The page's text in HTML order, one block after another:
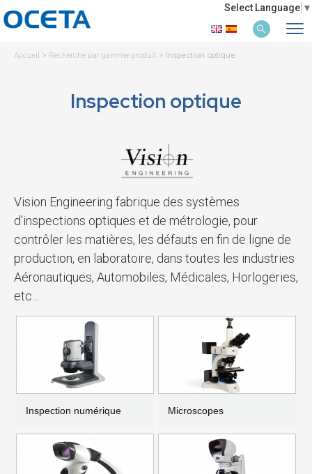
Select Language ▼
Accueil > Recherche par gamme produit > Inspection optique
Inspection optique
Vision Engineering fabrique des systèmes
d'inspections optiques et de métrologie, pour
contrôler les matières, les défauts en fin de ligne de
production, en laboratoire, dans toutes les industries
Aéronautiques, Automobiles, Médicales, Horlogeries,
etc...
Inspection numérique Microscopes